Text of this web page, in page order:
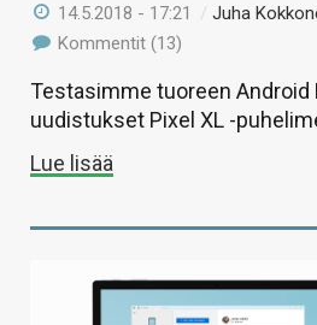
14.5.2018 - 17:21 /Juha
Kommentit (13)
Testasimme tuoreen Android
uudistukset Pixel XL -
Lue lisää